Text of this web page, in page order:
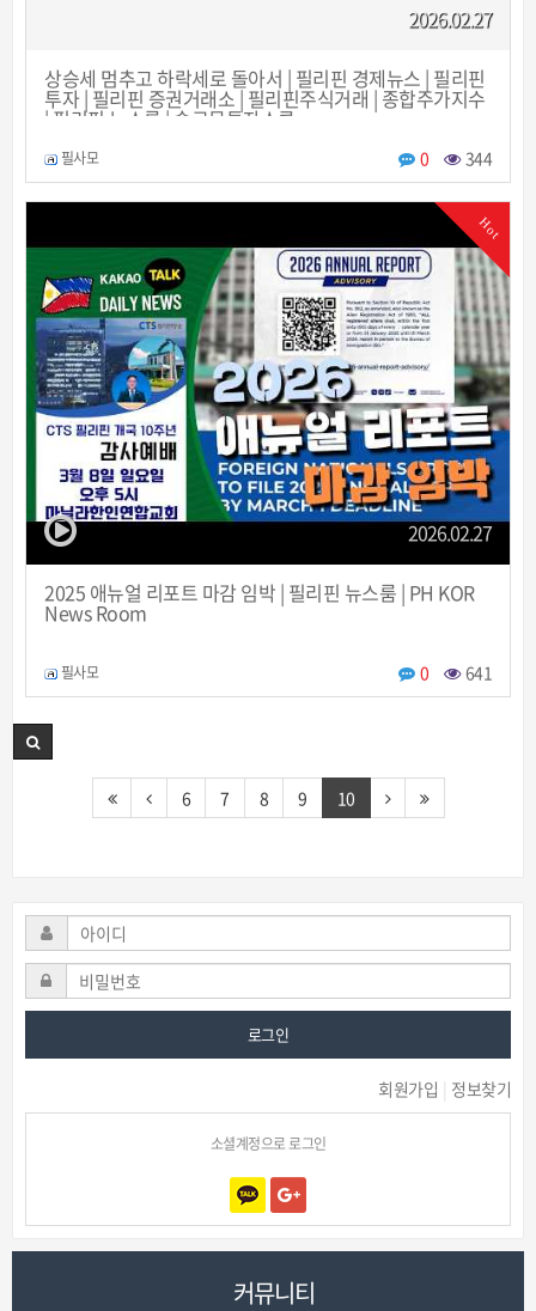
2026.02.27
상승세 멈추고 하락세로 돌아서 | 필리핀 경제뉴스 | 필리핀
투자 | 필리핀 증권거래소 | 필리핀주식거래 | 종합주가지수
| 필리핀 뉴스룸 | 솔로몬투자스쿨
필사모 0 344
Hot
2026.02.27
2025 애뉴얼 리포트 마감 임박 | 필리핀 뉴스룸 | PH KOR
News Room
필사모 0 641
6 7 8 9 10
로그인
회원가입 정보찾기
소셜계정으로 로그인
커뮤니티